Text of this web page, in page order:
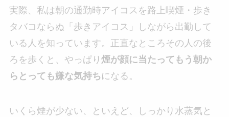
実際、私は朝の通勤時アイコスを路上喫煙・歩き
タバコならぬ「歩きアイコス」しながら出勤して
いる人を知っています。正直なところその人の後
ろを歩くと、やっぱり 煙が顔に当たってもう朝か
らとっても嫌な気持ち になる。
いくら煙が少ない、といえど、しっかり水蒸気と